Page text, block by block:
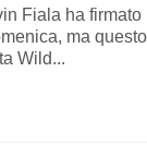
Fiala ha firmato
ma questo
Wild...